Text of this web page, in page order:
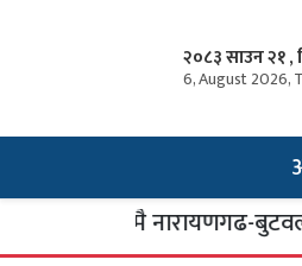
२०८३ साउन २१ ,
6, August 2026,
नारायणगढ-बुटवल यात्रा